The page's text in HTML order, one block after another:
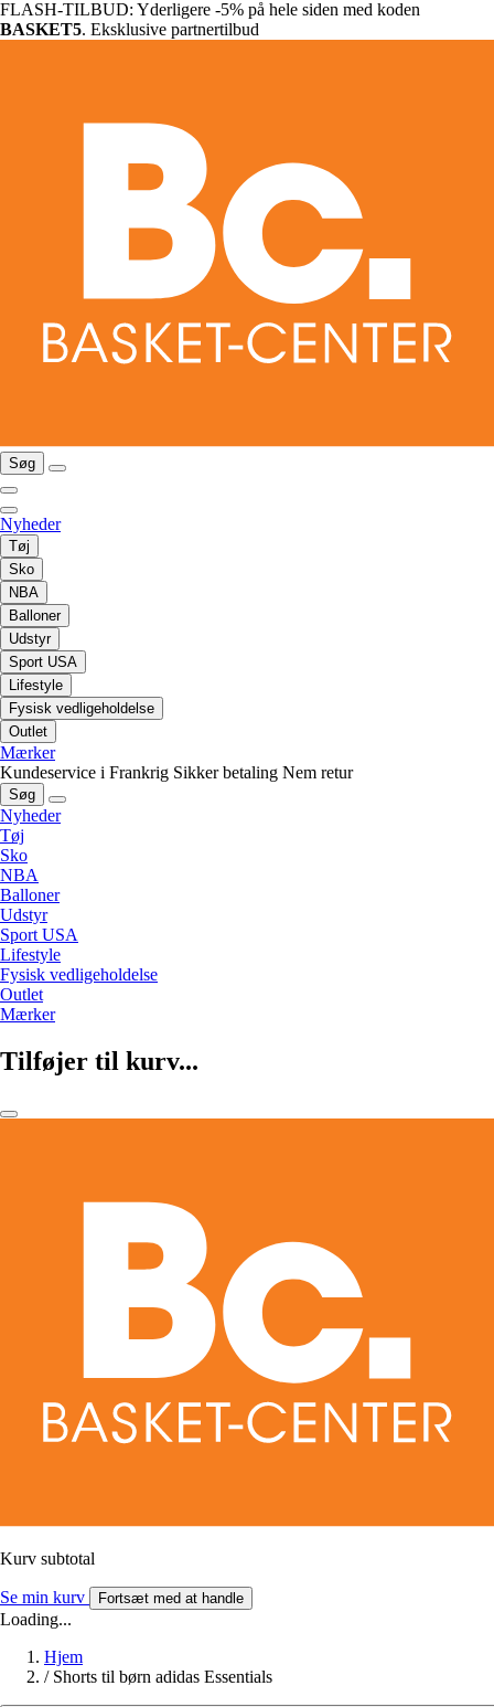
FLASH-TILBUD: Yderligere -5% på hele siden med koden
BASKET5. Eksklusive partnertilbud
Søg
Nyheder
Tøj
Sko
NBA
Balloner
Udstyr
Sport USA
Lifestyle
Fysisk vedligeholdelse
Outlet
Mærker
Kundeservice i Frankrig Sikker betaling Nem retur
Søg
Nyheder
Tøj
Sko
NBA
Balloner
Udstyr
Sport USA
Lifestyle
Fysisk vedligeholdelse
Outlet
Mærker
Tilføjer til kurv...
Kurv subtotal
Se min kurv Fortsæt med at handle
Loading...
Hjem
/ Shorts til børn adidas Essentials